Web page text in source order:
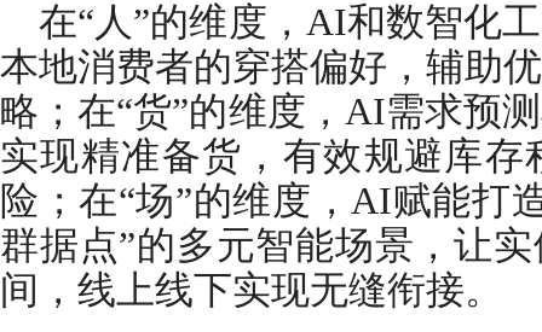
在“人”的维度，AI和数智化
本地消费者的穿搭偏好，辅助
略；在“货”的维度，AI需求预
实现精准备货，有效规避库
险；在“场”的维度，AI赋能打
群据点”的多元智能场景，让
间，线上线下实现无缝衔接。